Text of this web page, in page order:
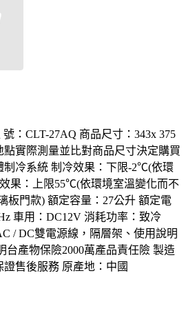
：CLT-27AQ 商品尺寸：343x 375
實際測量並比對商品尺寸決定購買
制冷系統 制冷效果：下限-2℃(依環
果：上限55℃(依環境室溫變化而不
板門款) 額定容量：27公升 額定電
車用：DC12V 消耗功率：致冷
/ DC雙電源線，隔層架、使用說明
台產物保險2000萬產品責任險 製造
售後服務 原產地：中國